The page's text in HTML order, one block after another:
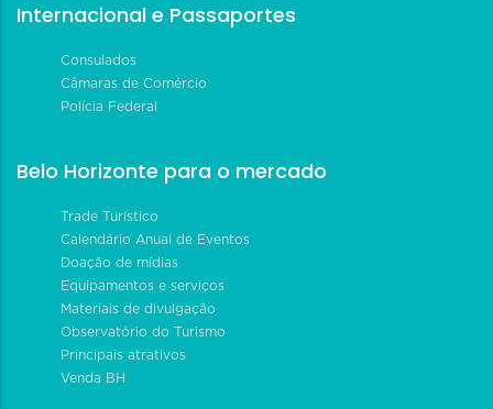
Internacional e Passaportes
Consulados
Câmaras de Comércio
Polícia Federal
Belo Horizonte para o mercado
Trade Turístico
Calendário Anual de Eventos
Doação de mídias
Equipamentos e serviços
Materiais de divulgação
Observatório do Turismo
Principais atrativos
Venda BH